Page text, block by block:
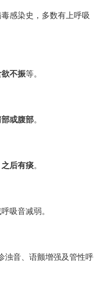
感染史，多数有上呼吸
不振等。
或腹部。
后有痰。
吸音减弱。
浊音、语颤增强及管性呼